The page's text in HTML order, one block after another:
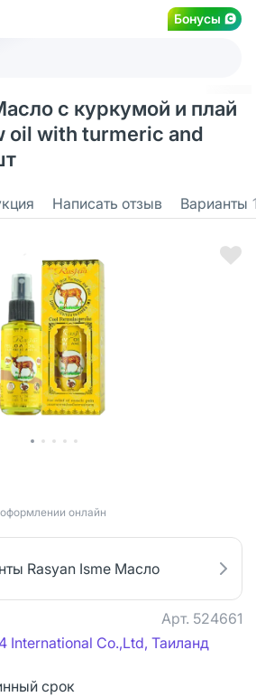
Бонусы
с куркумой и плай
oil with turmeric and
Написать отзыв Варианты
онлайн
Rasyan Isme Масло
Арт. 524661
International Co.,Ltd, Таиланд
срок